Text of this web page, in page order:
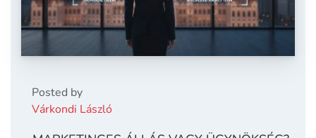
Posted by
Várkondi László